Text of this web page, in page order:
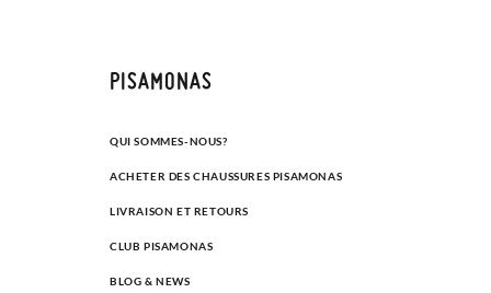
PISAMONAS
QUI SOMMES-NOUS?
ACHETER DES CHAUSSURES PISAMONAS
LIVRAISON ET RETOURS
CLUB PISAMONAS
BLOG & NEWS